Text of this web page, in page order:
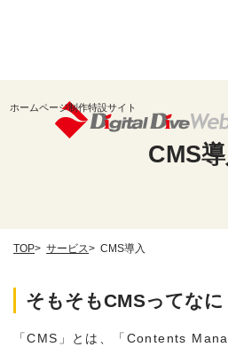
ホームページ制作特設サイト
CMS
TOP サービス CMS導入
そもそもCMSってなに
「CMS」とは、「Contents